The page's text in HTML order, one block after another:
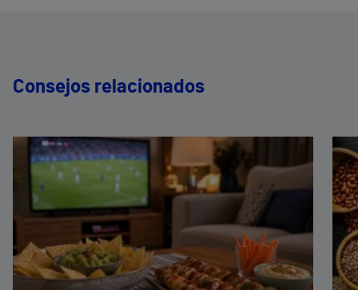
Consejos relacionados